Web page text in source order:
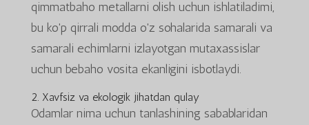
qimmatbaho metallarni olish uchun ishlatiladimi,
bu ko'p qirrali modda o'z sohalarida samarali va
samarali echimlarni izlayotgan mutaxassislar
uchun bebaho vosita ekanligini isbotlaydi.
2. Xavfsiz va ekologik jihatdan qulay
Odamlar nima uchun tanlashining sabablaridan